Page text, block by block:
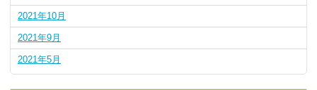
2021年10月
2021年9月
2021年5月